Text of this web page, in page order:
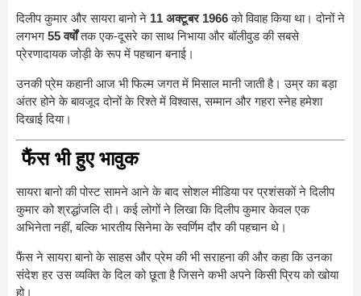
दिलीप कुमार और सायरा बानो ने 11 अक्टूबर 1966को विवाह किया था। दोनों ने
लगभग 55 वर्षोंतक एक-दूसरे का साथ निभाया और बॉलीवुड की सबसे
प्रेरणादायक जोड़ी के रूप में पहचान बनाई।
उनकी प्रेम कहानी आज भी फिल्म जगत में मिसाल मानी जाती है। उम्र का बड़ा
अंतर होने के बावजूद दोनों के रिश्ते में विश्वास, सम्मान और गहरा स्नेह हमेशा
दिखाई दिया।
फैंस भी हुए भावुक
सायरा बानो की पोस्ट सामने आने के बाद सोशल मीडिया पर प्रशंसकों ने दिलीप
कुमार को श्रद्धांजलि दी। कई लोगों ने लिखा कि दिलीप कुमार केवल एक
अभिनेता नहीं, बल्कि भारतीय सिनेमा के स्वर्णिम दौर की पहचान थे।
फैंस ने सायरा बानो के साहस और प्रेम की भी सराहना की और कहा कि उनका
संदेश हर उस व्यक्ति के दिल को छूता है जिसने कभी अपने किसी प्रिय को खोया
हो।